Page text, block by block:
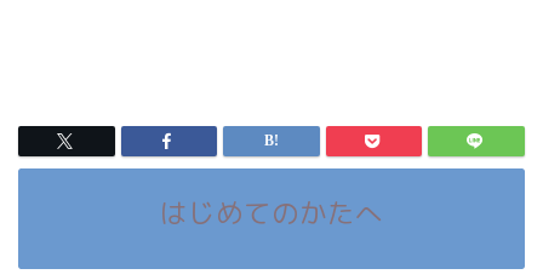
はじめてのかたへ